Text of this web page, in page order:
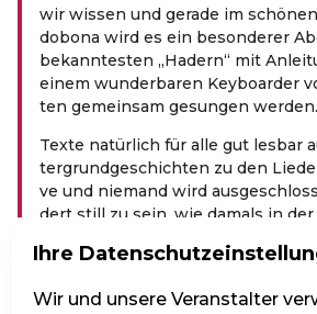
wir wis­sen und gera­de im
do­bo­na wird es ein beson­de­rer
bekann­tes­ten ​„Hadern“ mit
einem wun­der­ba­ren Key­boar­der
ten gemein­sam gesun­gen wer­den.
Tex­te natür­lich für alle gut les­bar
ter­grund­ge­schich­ten zu den
ve und nie­mand wird
dert still zu sein, wie damals in der
ande­res Mot­to, ist einzigartig.
Das Thema des Abends ist „60er
Ihre
Wir und unsere Veranstalter